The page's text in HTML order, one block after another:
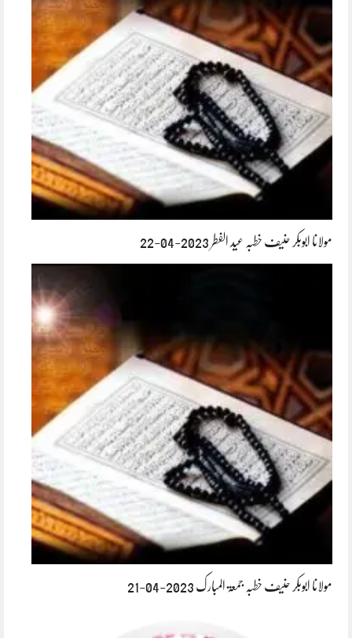
مولانا ابوبکر حنیف خطبہ عید الفطر 2023-04-22
مولانا ابوبکر حنیف خطبہ جمعۃ المبارک 2023-04-21